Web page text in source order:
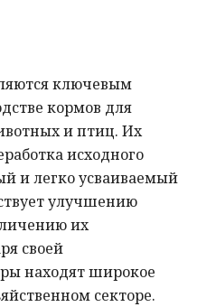
ключевым
кормов для
и птиц. Их
исходного
и легко усваиваемый
улучшению
их
своей
находят широкое
секторе.